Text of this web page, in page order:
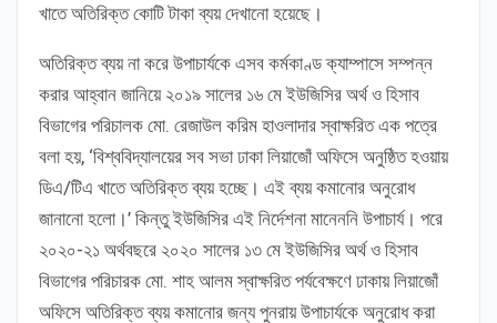
খাতে অতিরিক্ত কোটি টাকা ব্যয় দেখানো হয়েছে।
অতিরিক্ত ব্যয় না করে উপাচার্যকে এসব কর্মকাণ্ড ক্যাম্পাসে সম্পন্ন
করার আহ্বান জানিয়ে ২০১৯ সালের ১৬ মে ইউজিসির অর্থ ও হিসাব
বিভাগের পরিচালক মো. রেজাউল করিম হাওলাদার স্বাক্ষরিত এক পত্রে
বলা হয়, ‘বিশ্ববিদ্যালয়ের সব সভা ঢাকা লিয়াজোঁ অফিসে অনুষ্ঠিত হওয়ায়
ডিএ/টিএ খাতে অতিরিক্ত ব্যয় হচ্ছে। এই ব্যয় কমানোর অনুরোধ
জানানো হলো।’ কিন্তু ইউজিসির এই নির্দেশনা মানেননি উপাচার্য। পরে
২০২০-২১ অর্থবছরে ২০২০ সালের ১৩ মে ইউজিসির অর্থ ও হিসাব
বিভাগের পরিচারক মো. শাহ আলম স্বাক্ষরিত পর্যবেক্ষণে ঢাকায় লিয়াজোঁ
অফিসে অতিরিক্ত ব্যয় কমানোর জন্য পুনরায় উপাচার্যকে অনুরোধ করা